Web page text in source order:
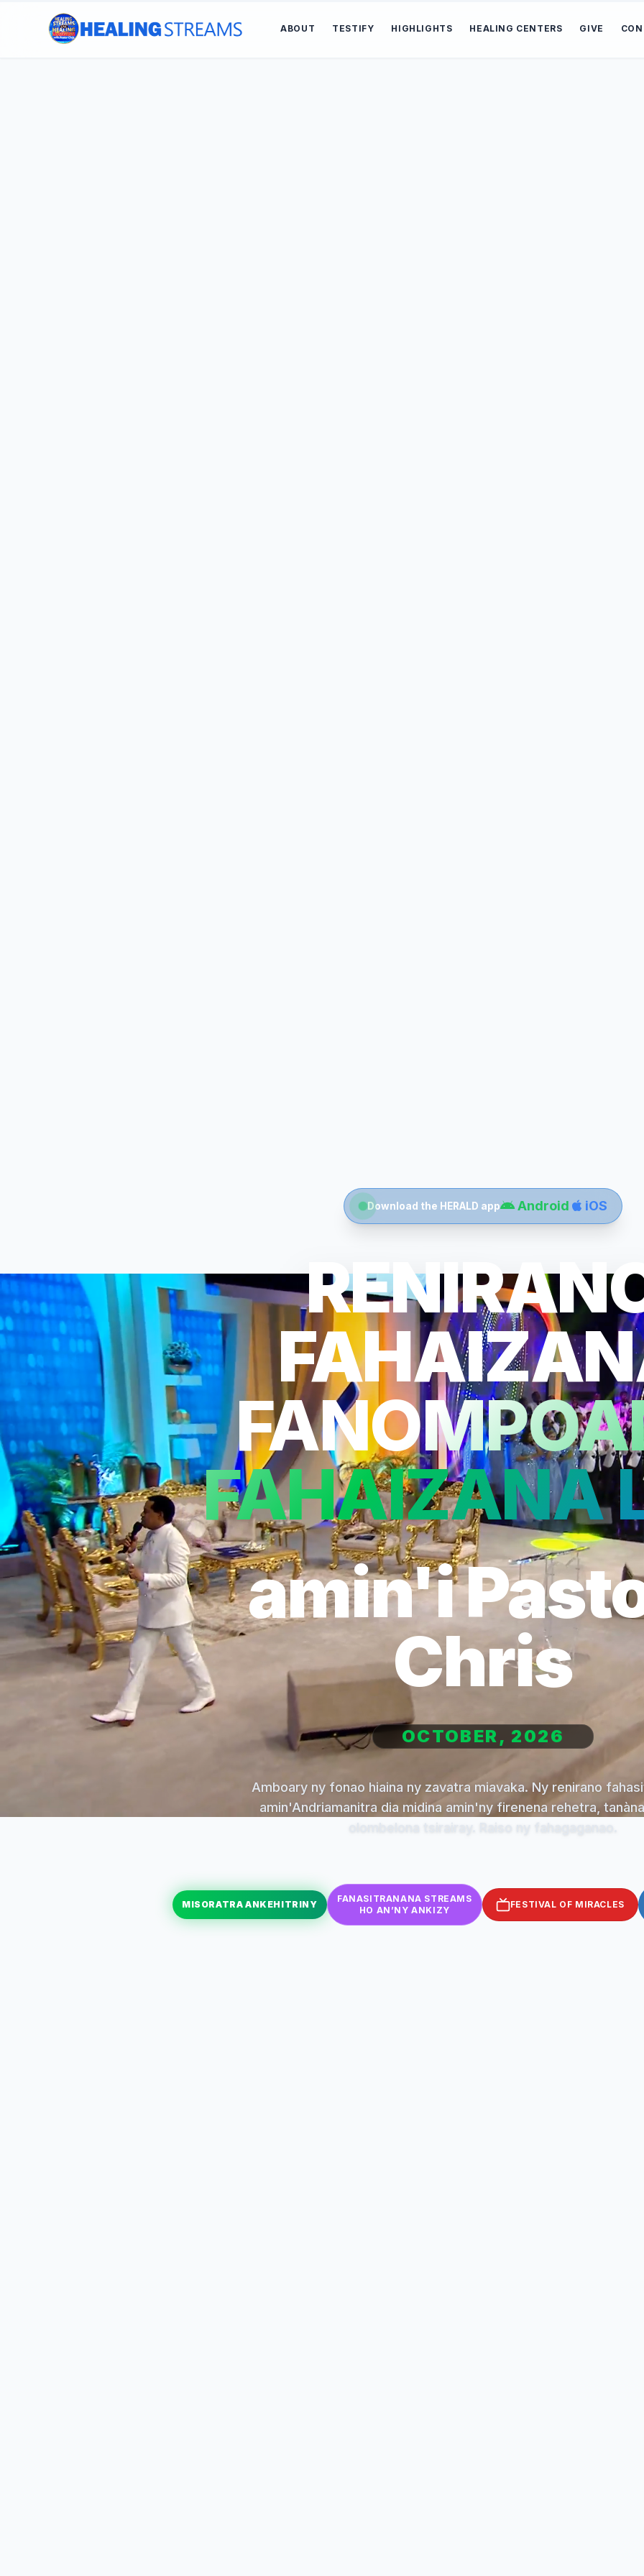
ABOUT TESTIFY HIGHLIGHTS HEALING CENTERS GIVE
Download the HERALD app Android iOS
FAHAIZANA
amin'i
Chris
OCTOBER, 2026
Amboary ny fonao hiaina ny zavatra miavaka. Ny renirano
amin'Andriamanitra dia midina amin'ny firenena rehetra,
MISORATRA ANKEHITRINY
FANASITRANANA STREAMS
HO AN’NY ANKIZY
FESTIVAL OF MIRACLES